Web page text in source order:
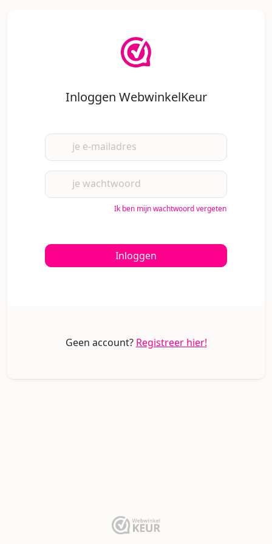
Inloggen WebwinkelKeur
je e-mailadres
je wachtwoord
Ik ben mijn wachtwoord vergeten
Inloggen
Geen account? Registreer hier!